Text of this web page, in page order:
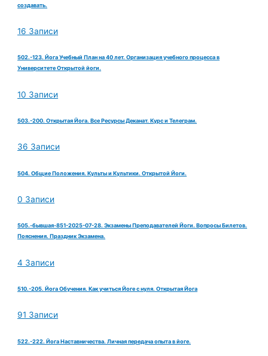
создавать.
16 Записи
502.-123. Йога Учебный План на 40 лет. Организация учебного процесса в
Университете Открытой йоги.
10 Записи
503.-200. Открытая Йога. Все Ресурсы Деканат. Курс и Телеграм.
36 Записи
504. Общие Положения. Культы и Культики. Открытой Йоги.
0 Записи
505.-бывшая-851-2025-07-28. Экзамены Преподавателей Йоги. Вопросы Билетов.
Пояснения. Праздник Экзамена.
4 Записи
510.-205. Йога Обучения. Как учиться Йоге с нуля. Открытая Йога
91 Записи
522.-222. Йога Наставничества. Личная передача опыта в йоге.